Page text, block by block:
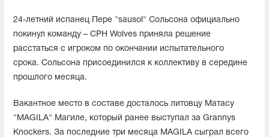
24-летний испанец Пере "sausol" Сольсона официально
покинул команду – CPH Wolves приняла решение
расстаться с игроком по окончании испытательного
срока. Сольсона присоединился к коллективу в середине
прошлого месяца.
Вакантное место в составе досталось литовцу Матасу
"⁠MAGILA⁠" Магиле, который ранее выступал за Grannys
Knockers. За последние три месяца MAGILA⁠ сыграл всего